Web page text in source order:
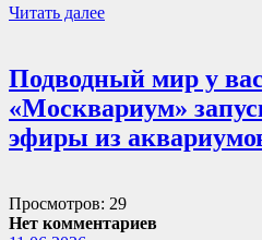
Читать далее
Подводный мир у
«Москвариум»
эфиры из
Просмотров: 29
Нет комментариев